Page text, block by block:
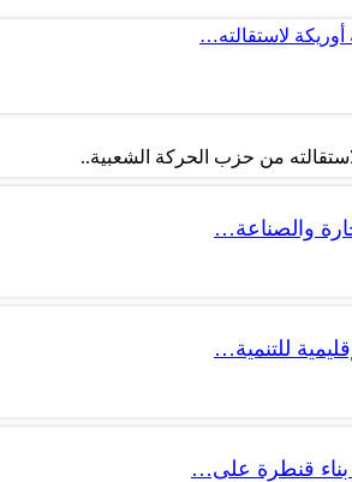
لاستقالته…
من حزب الحركة الشعبية..
للتنمية…
بناء قنطرة على…